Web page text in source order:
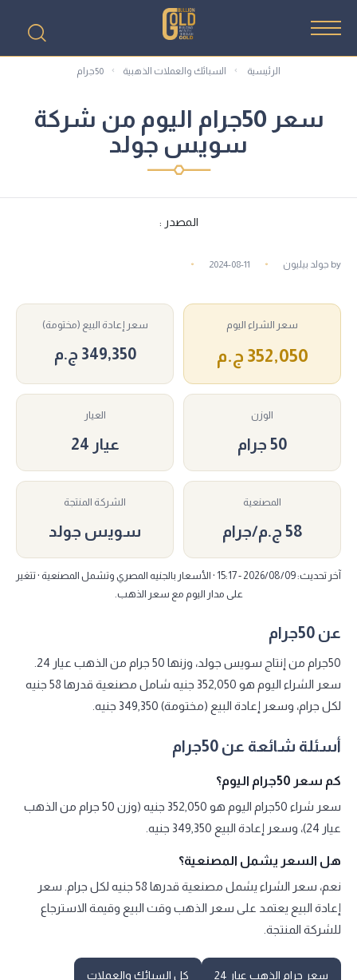
الرئيسية السبائك والعملات الذهبية 50جرام
سعر 50جرام اليوم من شركة
سويس جولد
المصدر :
by جولد بيليون 2024-08-11
سعر الشراء اليوم
352,050 ج.م
سعر إعادة البيع (مختومة)
349,350 ج.م
الوزن
50 جرام
العيار
عيار 24
المصنعية
58 ج.م/جرام
الشركة المنتجة
سويس جولد
آخر تحديث: 2026/08/09 - 15:17 · الأسعار بالجنيه المصري وتشمل المصنعية · تتغير
على مدار اليوم مع سعر الذهب.
عن 50جرام
سعر الشراء اليوم هو 352,050 جنيه شامل مصنعية قدرها 58 جنيه
لكل جرام، وسعر إعادة البيع (مختومة) 349,350 جنيه.
أسئلة شائعة عن 50جرام
كم سعر 50جرام اليوم؟
سعر شراء 50جرام اليوم هو 352,050 جنيه (وزن 50 جرام من الذهب
عيار 24)، وسعر إعادة البيع 349,350 جنيه.
هل السعر يشمل المصنعية؟
نعم، سعر الشراء يشمل مصنعية قدرها 58 جنيه لكل جرام. سعر
إعادة البيع يعتمد على سعر الذهب وقت البيع وقيمة الاسترجاع
للشركة المنتجة.
سعر جرام الذهب عيار 24 كل السبائك والعملات